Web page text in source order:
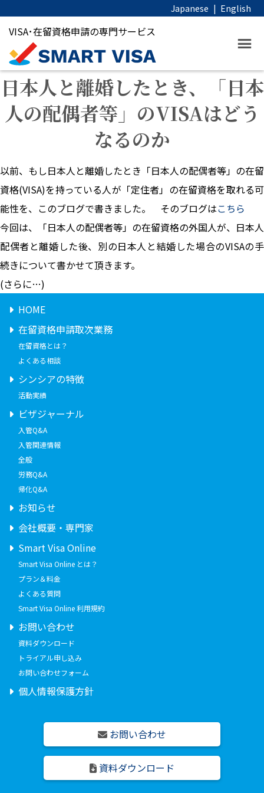
VISA･在留資格申請の専門サービス
Japanese | English
日本人と離婚したとき、「日本
人の配偶者等」のVISAはどう
なるのか
以前、もし日本人と離婚したとき「日本人の配偶者等」の在留
資格(VISA)を持っている人が「定住者」の在留資格を取れる可
能性を、このブログで書きました。 そのブログはこちら
今回は、「日本人の配偶者等」の在留資格の外国人が、日本人
配偶者と離婚した後、別の日本人と結婚した場合のVISAの手
続きについて書かせて頂きます。
(さらに…)
HOME
在留資格申請取次業務
在留資格とは？
よくある相談
シンシアの特徴
活動実績
ビザジャーナル
入管Q&A
入管関連情報
全般
労務Q&A
帰化Q&A
お知らせ
会社概要・専門家
Smart Visa Online
Smart Visa Online とは？
プラン＆料金
よくある質問
Smart Visa Online 利用規約
お問い合わせ
資料ダウンロード
トライアル申し込み
お問い合わせフォーム
個人情報保護方針
お問い合わせ
資料ダウンロード